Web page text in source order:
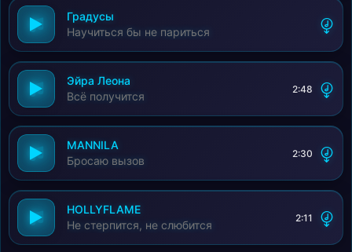
Градусы
Научиться бы не париться
Эйра Леона
Всё получится
2:48
MANNILA
Бросаю вызов
2:30
HOLLYFLAME
Не стерпится, не слюбится
2:11